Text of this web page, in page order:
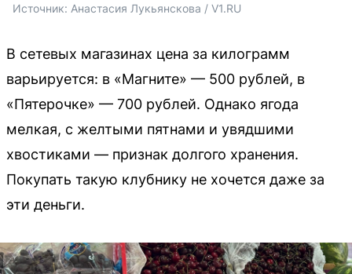
Источник: Анастасия Лукьянскова / V1.RU
В сетевых магазинах цена за килограмм
варьируется: в «Магните» — 500 рублей, в
«Пятерочке» — 700 рублей. Однако ягода
мелкая, с желтыми пятнами и увядшими
хвостиками — признак долгого хранения.
Покупать такую клубнику не хочется даже за
эти деньги.